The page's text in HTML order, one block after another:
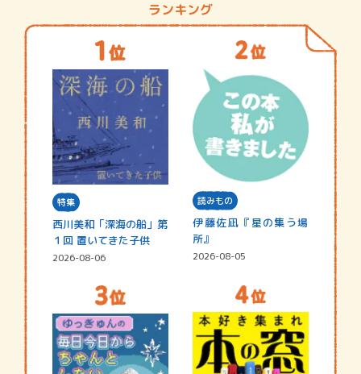
ランキング
特集
西川美和「深海の船」第
１回 置いてきた子供
2026-08-06
読みもの
伊藤佐凪『星の集う場
所』
2026-08-05